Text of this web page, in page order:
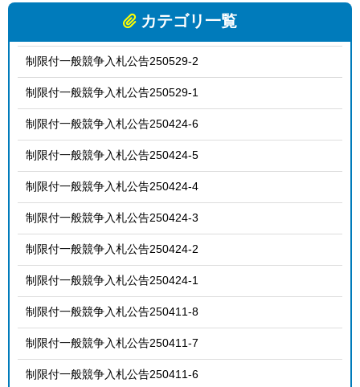
カテゴリ一覧
制限付一般競争入札公告250529-2
制限付一般競争入札公告250529-1
制限付一般競争入札公告250424-6
制限付一般競争入札公告250424-5
制限付一般競争入札公告250424-4
制限付一般競争入札公告250424-3
制限付一般競争入札公告250424-2
制限付一般競争入札公告250424-1
制限付一般競争入札公告250411-8
制限付一般競争入札公告250411-7
制限付一般競争入札公告250411-6